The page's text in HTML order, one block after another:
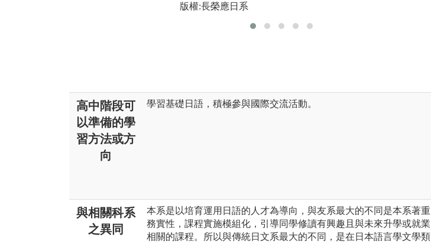
版權:長榮應日系
高中階段可
以準備的學
習方法或方
向
學習基礎日語，積極參與國際交流活動。
與相關科系
之異同
本系是以培育運用日語的人才為導向，與友系最大的不同是本系著重
務實性，課程實施模組化，引導同學修讀有興趣且與未來升學或就業
相關的課程。所以與傳統日文系最大的不同，是在日本語言學文學類